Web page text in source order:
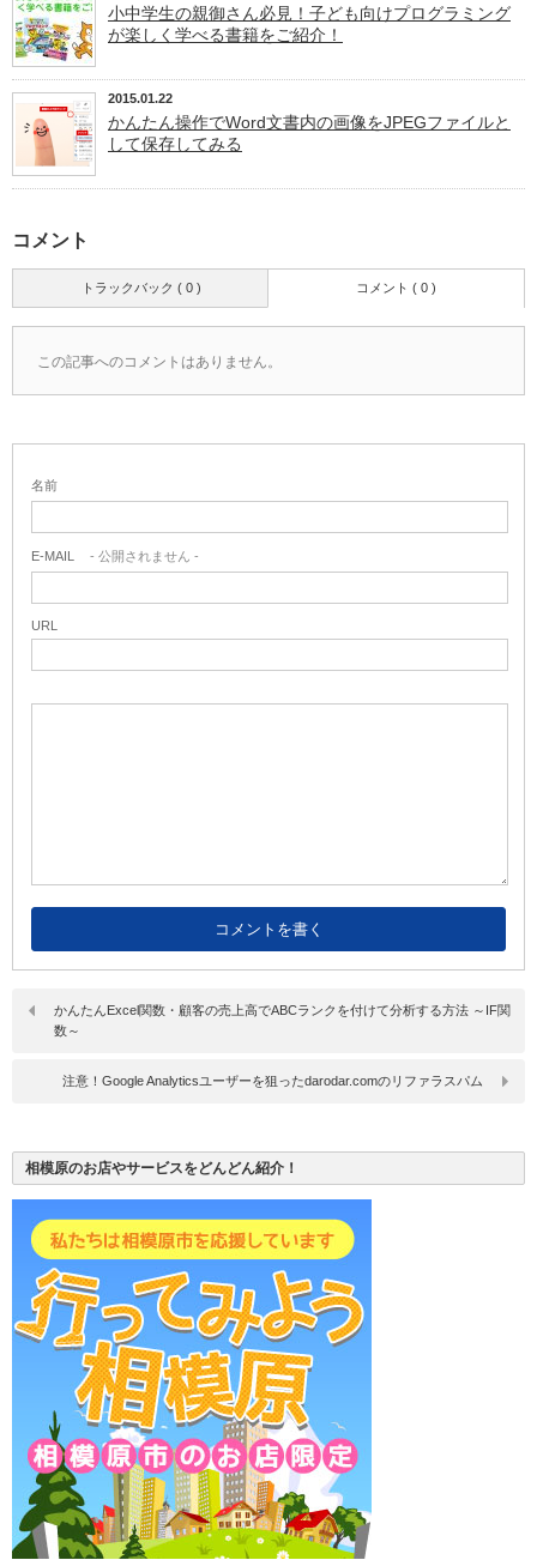
小中学生の親御さん必見！子ども向けプログラミング
が楽しく学べる書籍をご紹介！
2015.01.22
かんたん操作でWord文書内の画像をJPEGファイルと
して保存してみる
コメント
トラックバック ( 0 ) コメント ( 0 )
この記事へのコメントはありません。
名前
E-MAIL - 公開されません -
URL
かんたんExcel関数・顧客の売上高でABCランクを付けて分析する方法 ～IF関
数～
注意！Google Analyticsユーザーを狙ったdarodar.comのリファラスパム
相模原のお店やサービスをどんどん紹介！